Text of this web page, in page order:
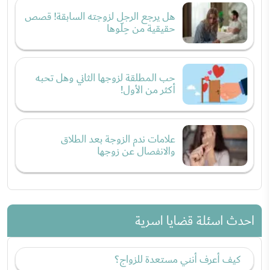
هل يرجع الرجل لزوجته السابقة! قصص
حقيقية من حِلّوها
حب المطلقة لزوجها الثاني وهل تحبه
أكثر من الأول!
علامات ندم الزوجة بعد الطلاق
والانفصال عن زوجها
احدث اسئلة قضايا اسرية
كيف أعرف أنني مستعدة للزواج؟